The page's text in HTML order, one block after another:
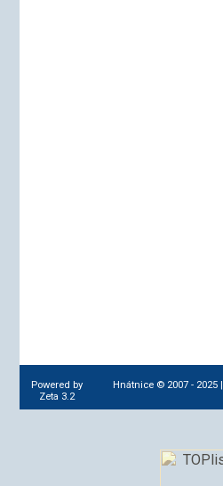
Powered by
Zeta 3.2
Hnátnice © 2007 - 2025 |